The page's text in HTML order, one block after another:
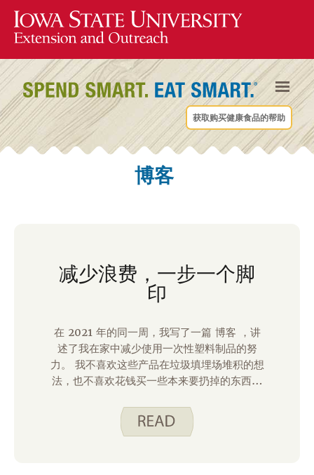
获取购买健康食品的帮助
博客
减少浪费，一步一个脚
印
在 2021 年的同一周，我写了一篇 博客 ，讲
述了我在家中减少使用一次性塑料制品的努
力。 我不喜欢这些产品在垃圾填埋场堆积的想
法，也不喜欢花钱买一些本来要扔掉的东西。
可重复使用的袋子和容器，并设定了在一整年
内只使用一盒拉链袋的目标。 第一年，我用完